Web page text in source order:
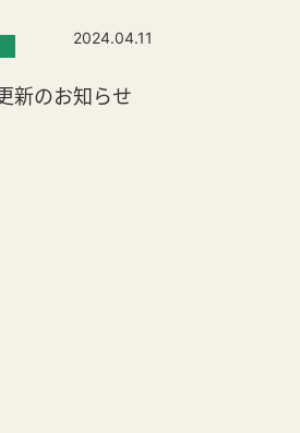
2024.04.11
新のお知らせ